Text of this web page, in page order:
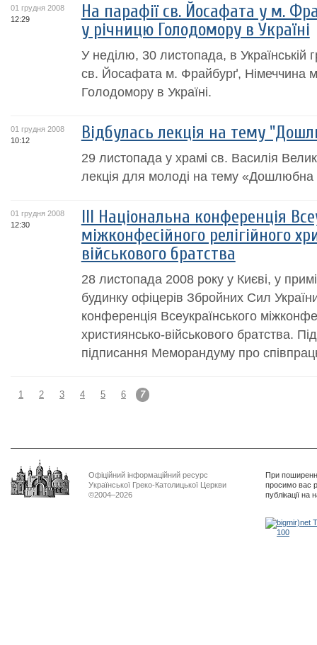
01 грудня 2008
12:29
На парафiї св. Йосафата у м.
у рiчницю Голодомору в Українi
У недiлю, 30 листопада, в Українськiй
св. Йосафата м. Фрайбурґ, Нiмеччина
Голодомору в Українi.
01 грудня 2008
10:12
Відбулась лекція на тему
29 листопада у храмі св. Василія
лекція для молоді на тему «Дошлюбна
01 грудня 2008
12:30
ІІІ Національна конференція
міжконфесійного релігійного
військового братства
28 листопада 2008 року у Києві, у
будинку офіцерів Збройних Сил
конференція Всеукраїнського
християнсько-військового братства.
підписання Меморандуму про
1 2 3 4 5 6 7
Офіційний інформаційний ресурс
Української Греко-Католицької Церкви
©2004–2026
При
просимо вас
публікації на